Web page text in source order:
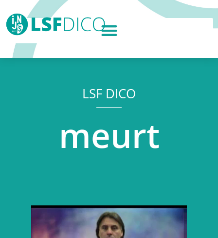
LSF DICO
meurt
Lecteur
vidéo